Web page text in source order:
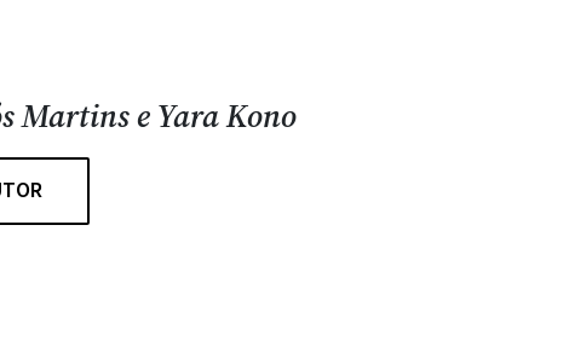
Martins e Yara Kono